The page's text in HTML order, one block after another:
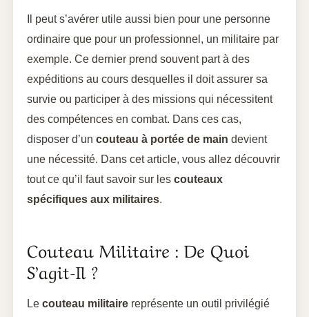
Il peut s’avérer utile aussi bien pour une personne
ordinaire que pour un professionnel, un militaire par
exemple. Ce dernier prend souvent part à des
expéditions au cours desquelles il doit assurer sa
survie ou participer à des missions qui nécessitent
des compétences en combat. Dans ces cas,
disposer d’un couteau à portée de main devient
une nécessité. Dans cet article, vous allez découvrir
tout ce qu’il faut savoir sur les couteaux
spécifiques aux militaires.
Couteau Militaire : De Quoi
S’agit-Il ?
Le couteau militaire représente un outil privilégié